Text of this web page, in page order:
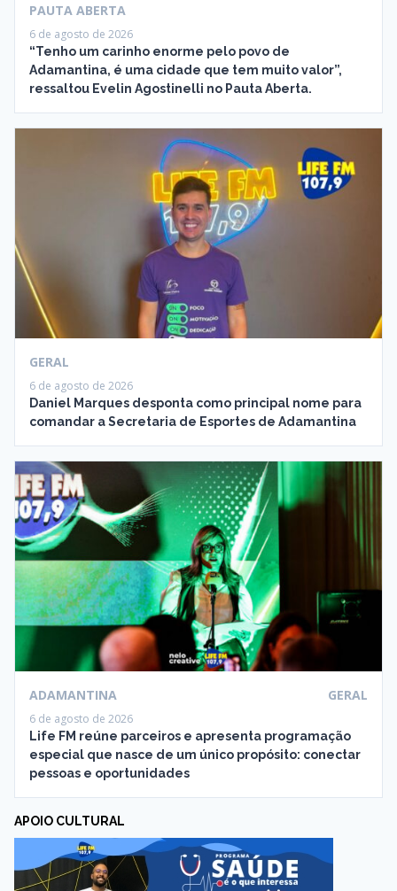
PAUTA ABERTA
6 de agosto de 2026
“Tenho um carinho enorme pelo povo de
Adamantina, é uma cidade que tem muito valor”,
ressaltou Evelin Agostinelli no Pauta Aberta.
GERAL
6 de agosto de 2026
Daniel Marques desponta como principal nome para
comandar a Secretaria de Esportes de Adamantina
ADAMANTINA GERAL
6 de agosto de 2026
Life FM reúne parceiros e apresenta programação
especial que nasce de um único propósito: conectar
pessoas e oportunidades
APOIO CULTURAL